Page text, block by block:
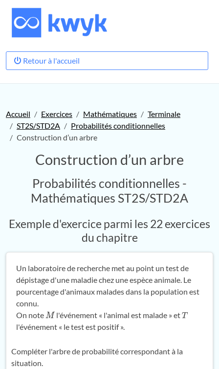
Retour à l'accueil
Accueil Exercices Mathématiques
Terminale
ST2S/STD2A
Probabilités conditionnelles
Construction d’un arbre
Construction d’un arbre
Probabilités conditionnelles -
Mathématiques ST2S/STD2A
Exemple d'exercice parmi les 22 exercices
du chapitre
Un laboratoire de recherche met au point un test de
dépistage d'une maladie chez une espèce animale. Le
pourcentage d'animaux malades dans la population est
connu.
On noteM l'événement « l'animal est malade » etT
l'événement « le test est positif ».
Compléter l'arbre de probabilité correspondant à la
situation.